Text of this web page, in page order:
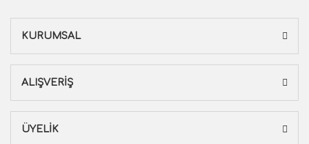
KURUMSAL
ALIŞVERİŞ
ÜYELİK